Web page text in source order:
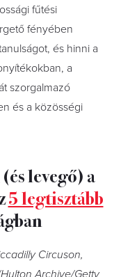
fűtési
fényében
és hinni a
a
szorgalmazó
és a közösségi
levegő) a
5 legtisztább
Circuson,
Archive/Getty